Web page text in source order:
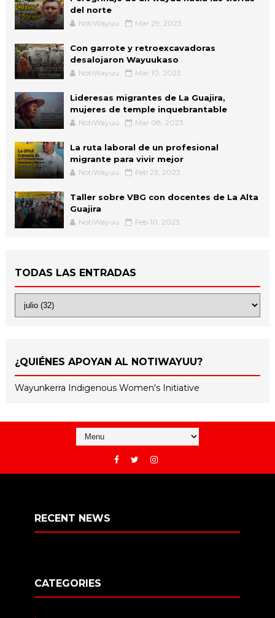
del norte
NotiWayuu Mar 29, 2023
Con garrote y retroexcavadoras
desalojaron Wayuukaso
NotiWayuu Mar 10, 2023
Lideresas migrantes de La Guajira,
mujeres de temple inquebrantable
NotiWayuu Mar 08, 2023
La ruta laboral de un profesional
migrante para vivir mejor
NotiWayuu Feb 23, 2023
Taller sobre VBG con docentes de La Alta
Guajira
NotiWayuu Feb 10, 2023
TODAS LAS ENTRADAS
¿QUIÉNES APOYAN AL NOTIWAYUU?
Wayunkerra Indigenous Women's Initiative
RECENT NEWS
CATEGORIES